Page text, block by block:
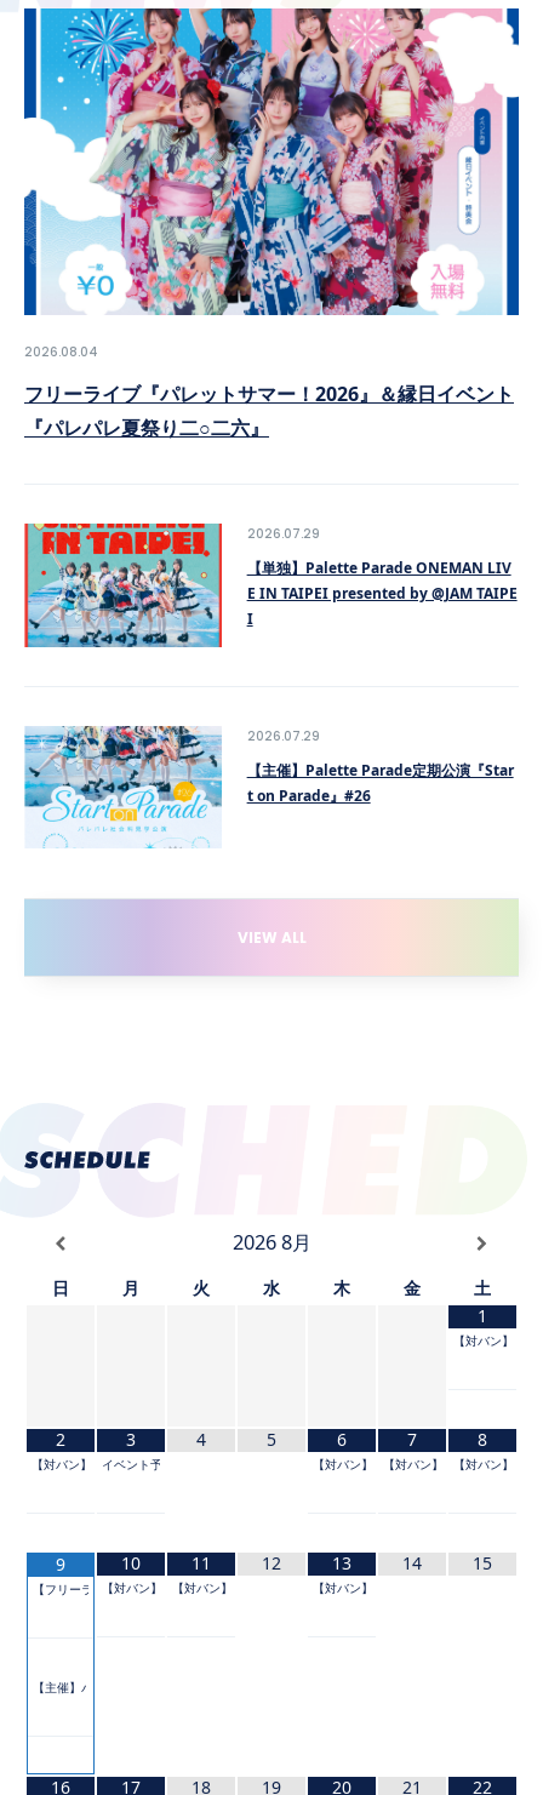
NEWS
SCHEDULE
VIDEO
CONTACT
2026.08.04
フリーライブ『パレットサマー！2026』＆縁日イベント
『パレパレ夏祭り二○二六』
2026.07.29
【単独】Palette Parade ONEMAN LIV
E IN TAIPEI presented by @JAM TAIPE
I
2026.07.29
【主催】Palette Parade定期公演『Star
t on Parade』#26
VIEW ALL
2026 8月
日 月 火 水 木 金
土
1
【対バン】
2
【対バン】TOKYO IDOL FESTIVAL 2026 supported by にしたんクリニック
3
イベント予定
4 5 6
【対バン】PLAYYTE Premium Party
7
【対バン】IDOL SUMMER
8
【対バン】
9
【フリーライブ】パレットサマー！2026
【主催】パレパレ夏祭り二○二六
10
【対バン】『NEO KASSEN2026』
11
【対バン】HYPE IDOL！Summer
12 13
【対バン】#HNGSONIC2026
14 15
16 17 18 19 20 21 22